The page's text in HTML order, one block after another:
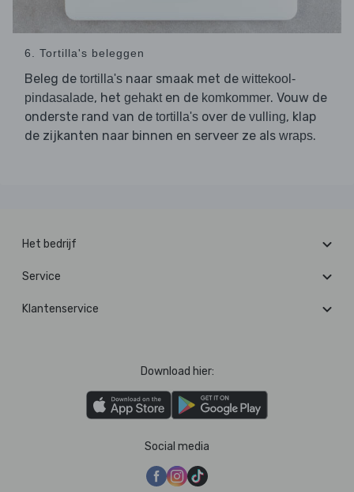
6. Tortilla's beleggen
Beleg de tortilla's naar smaak met de wittekool-
pindasalade, het gehakten de komkommer. Vouw de
onderste rand van de tortilla's over de vulling, klap
de zijkanten naar binnen en serveer ze als wraps.
Het bedrijf
Service
Klantenservice
Download hier:
Social media